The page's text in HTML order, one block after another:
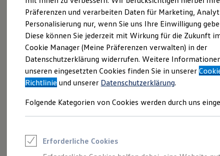
SUV und CUV
Familienautos
Kombis
Kompaktwagen
Sportwagen
Schnell verfügbare Fahrzeuge
Angebote und Produkte
Aktuelle Angebote
E-Auto-Förderung
Volkswagen Marktplatz
Junge Gebrauchtwagen und Gebrauchtwagen
Saisonangebote
Präferenzen und verarbeiten Daten für Marketing,
Personalisierung nur, wenn Sie uns Ihre Einwilligung
Diese können Sie jederzeit mit Wirkung für die Zukunft
Cookie Manager (Meine Präferenzen verwalten) in der
Datenschutzerklärung widerrufen. Weitere
unseren eingesetzten Cookies finden Sie in unserer
Richtlinie und unserer Datenschutzerklärung.
Folgende Kategorien von Cookies werden durch uns
Erforderliche Cookies